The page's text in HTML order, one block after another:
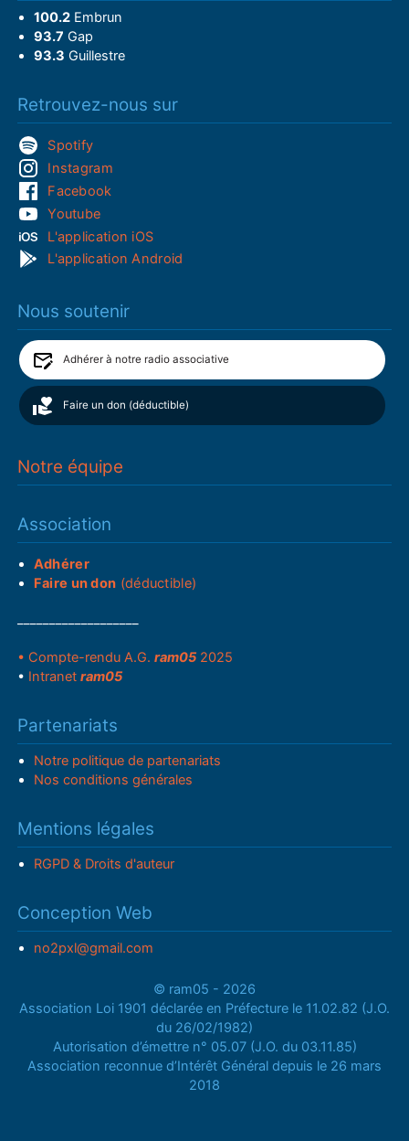
100.2Embrun
93.7 Gap
93.3 Guillestre
Retrouvez-nous sur
Spotify
Instagram
Facebook
Youtube
L'application iOS
L'application Android
Nous soutenir
Adhérer à notre radio associative
Faire un don (déductible)
Notre équipe
Association
Adhérer
Faire un don (déductible)
• Compte-rendu A.G.ram05 2025
• Intranetram05
Partenariats
Notre politique de partenariats
Nos conditions générales
Mentions légales
RGPD & Droits d'auteur
Conception Web
no2pxl@gmail.com
© ram05 - 2026
Association Loi 1901 déclarée en Préfecture le 11.02.82 (J.O.
du 26/02/1982)
Autorisation d’émettre n° 05.07 (J.O. du 03.11.85)
Association reconnue d’Intérêt Général depuis le 26 mars
2018